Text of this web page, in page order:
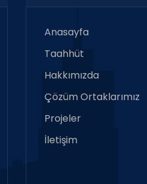
Anasayfa
Taahhüt
Hakkımızda
Çözüm Ortaklarımız
Projeler
İletişim